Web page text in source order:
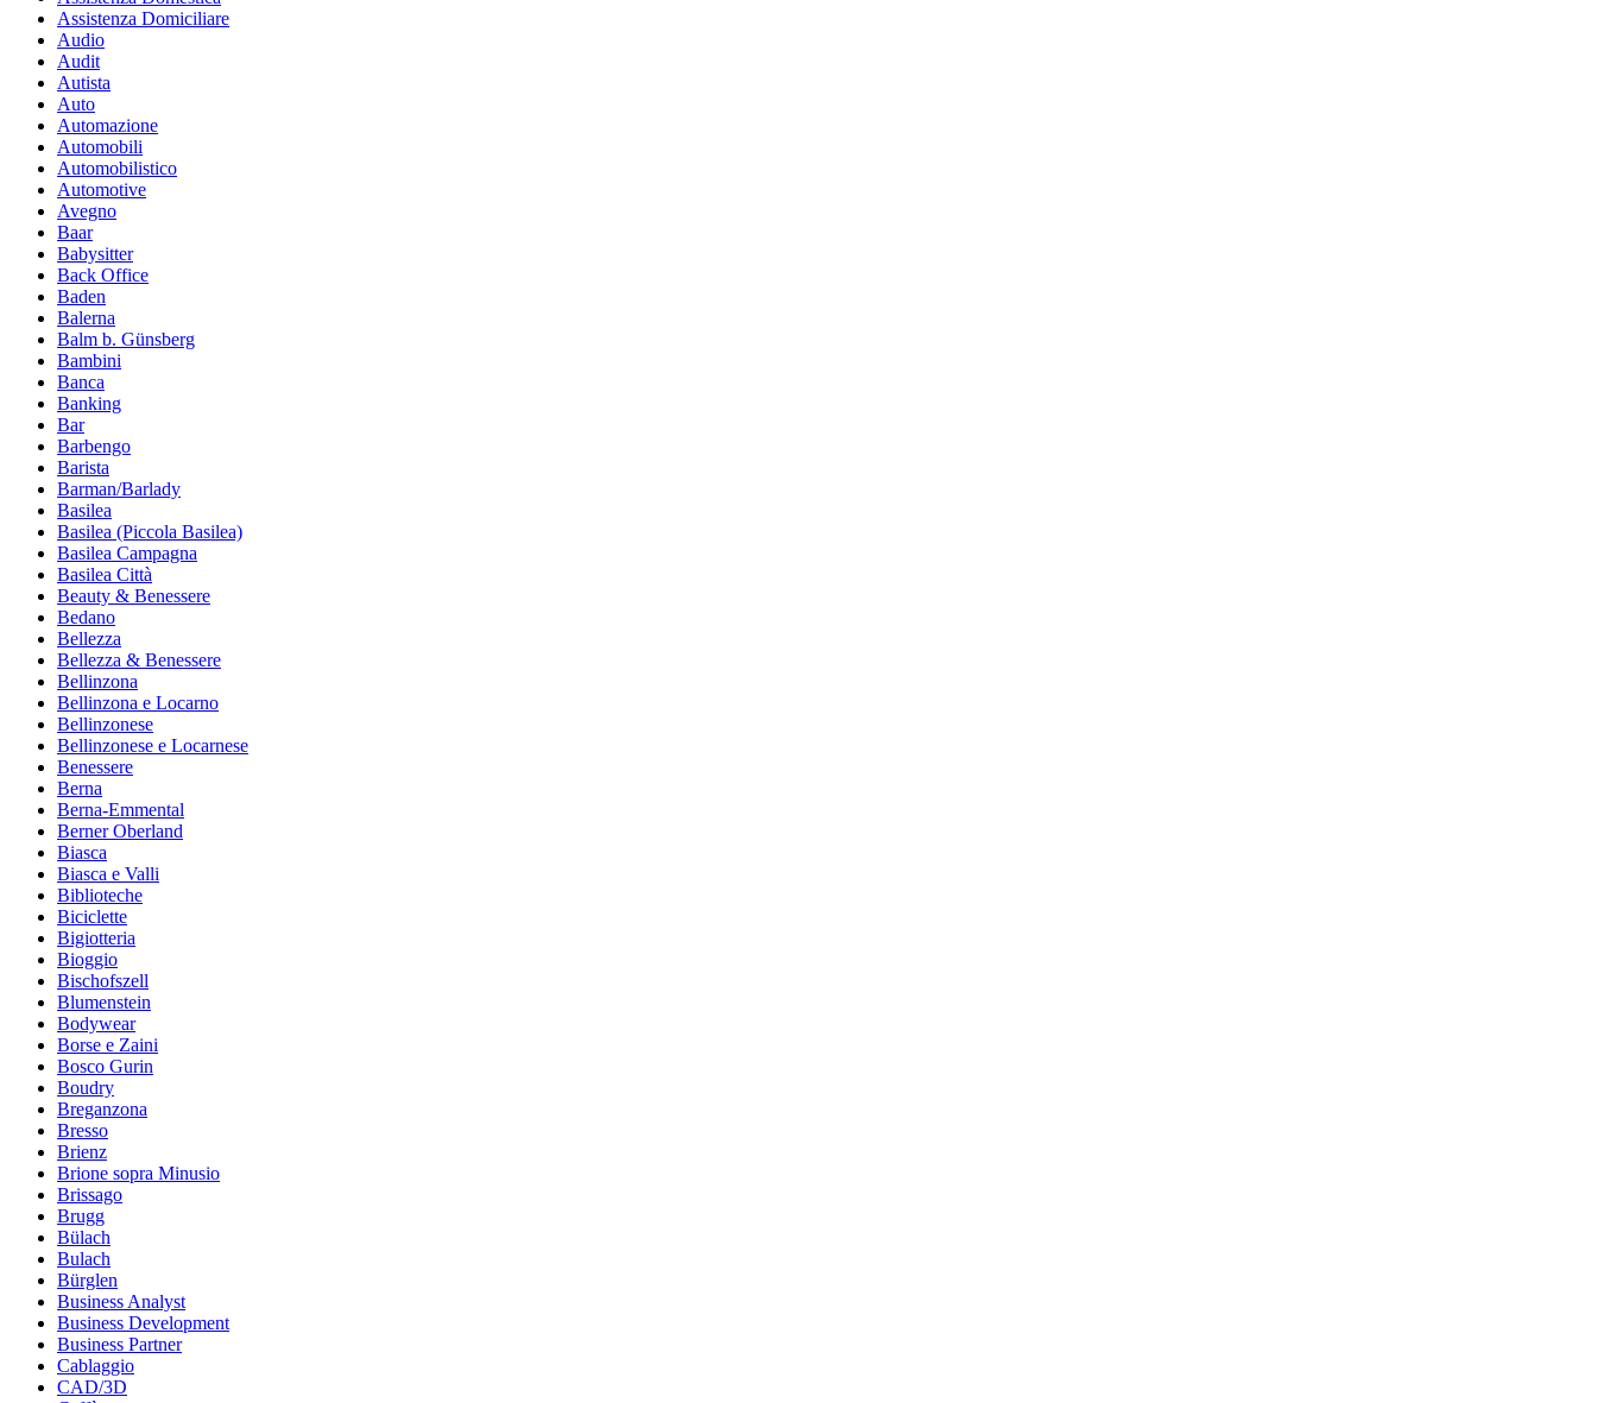
Assistenza Domiciliare
Audio
Audit
Autista
Auto
Automazione
Automobili
Automobilistico
Automotive
Avegno
Baar
Babysitter
Back Office
Baden
Balerna
Balm b. Günsberg
Bambini
Banca
Banking
Bar
Barbengo
Barista
Barman/Barlady
Basilea
Basilea (Piccola Basilea)
Basilea Campagna
Basilea Città
Beauty & Benessere
Bedano
Bellezza
Bellezza & Benessere
Bellinzona
Bellinzona e Locarno
Bellinzonese
Bellinzonese e Locarnese
Benessere
Berna
Berna-Emmental
Berner Oberland
Biasca
Biasca e Valli
Biblioteche
Biciclette
Bigiotteria
Bioggio
Bischofszell
Blumenstein
Bodywear
Borse e Zaini
Bosco Gurin
Boudry
Breganzona
Bresso
Brienz
Brione sopra Minusio
Brissago
Brugg
Bülach
Bulach
Bürglen
Business Analyst
Business Development
Business Partner
Cablaggio
CAD/3D